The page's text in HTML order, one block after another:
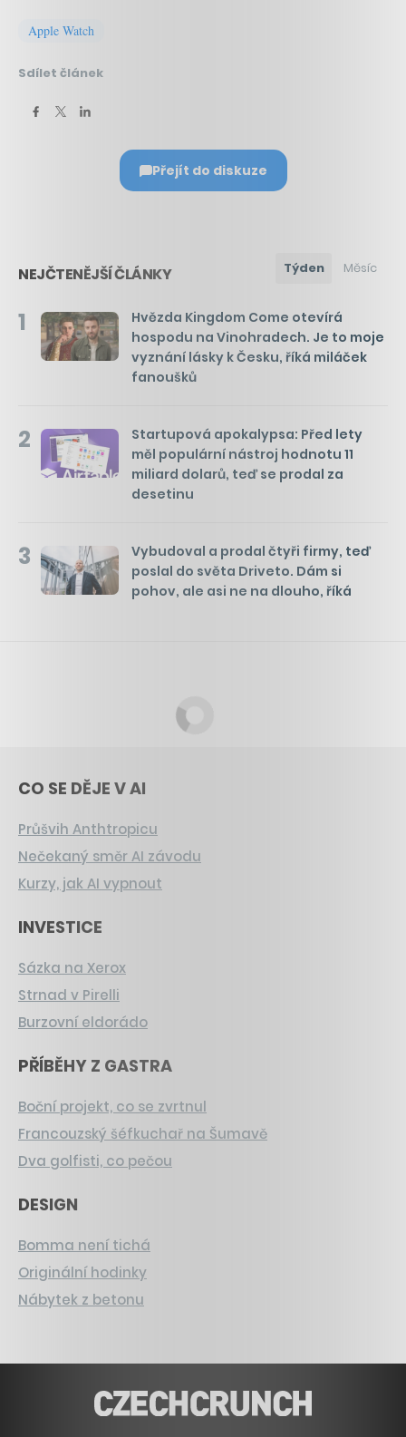
Apple Watch
Sdílet článek
Přejít do diskuze
NEJČTENĚJŠÍ ČLÁNKY Týden Měsíc
1
Hvězda Kingdom Come otevírá
hospodu na Vinohradech. Je to moje
vyznání lásky k Česku, říká miláček
fanoušků
2
Startupová apokalypsa: Před lety
měl populární nástroj hodnotu 11
miliard dolarů, teď se prodal za
desetinu
3
Vybudoval a prodal čtyři firmy, teď
poslal do světa Driveto. Dám si
pohov, ale asi ne na dlouho, říká
CO SE DĚJE V AI
Průšvih Anthtropicu
Nečekaný směr AI závodu
Kurzy, jak AI vypnout
INVESTICE
Sázka na Xerox
Strnad v Pirelli
Burzovní eldorádo
PŘÍBĚHY Z GASTRA
Boční projekt, co se zvrtnul
Francouzský šéfkuchař na Šumavě
Dva golfisti, co pečou
DESIGN
Bomma není tichá
Originální hodinky
Nábytek z betonu